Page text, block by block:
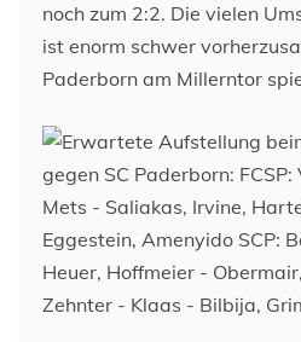
noch zum 2:2. Die vielen
ist enorm schwer
Paderborn am Millerntor